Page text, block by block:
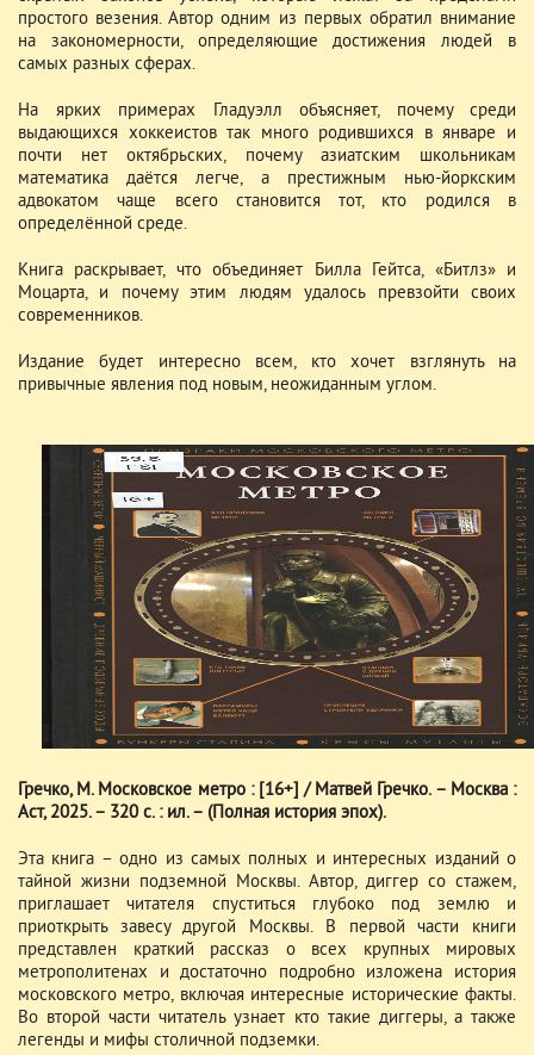
простого везения. Автор одним из первых обратил внимание
на закономерности, определяющие достижения людей в
самых разных сферах.
На ярких примерах Гладуэлл объясняет, почему среди
выдающихся хоккеистов так много родившихся в январе и
почти нет октябрьских, почему азиатским школьникам
математика даётся легче, а престижным нью-йоркским
адвокатом чаще всего становится тот, кто родился в
определённой среде.
Книга раскрывает, что объединяет Билла Гейтса, «Битлз» и
Моцарта, и почему этим людям удалось превзойти своих
современников.
Издание будет интересно всем, кто хочет взглянуть на
привычные явления под новым, неожиданным углом.
Гречко, М. Московское метро : [16+] / Матвей Гречко. – Москва :
Аст, 2025. – 320 с. : ил. – (Полная история эпох).
Эта книга – одно из самых полных и интересных изданий о
тайной жизни подземной Москвы. Автор, диггер со стажем,
приглашает читателя спуститься глубоко под землю и
приоткрыть завесу другой Москвы. В первой части книги
представлен краткий рассказ о всех крупных мировых
метрополитенах и достаточно подробно изложена история
московского метро, включая интересные исторические факты.
Во второй части читатель узнает кто такие диггеры, а также
легенды и мифы столичной подземки.